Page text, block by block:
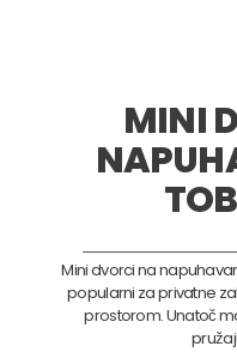
MINI
Mini dvorci na
popularni za privatne
prostorom. Unatoč